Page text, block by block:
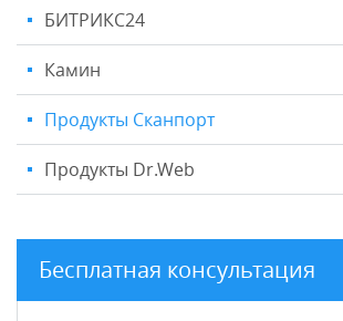
БИТРИКС24
Камин
Продукты Сканпорт
Продукты Dr.Web
Бесплатная консультация